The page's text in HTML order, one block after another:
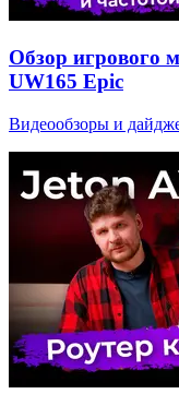
Обзор игрового
UW165 Epic
Видеообзоры и